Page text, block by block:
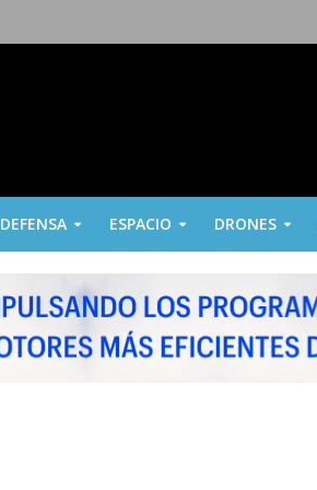
DEFENSA ESPACIO DRONES